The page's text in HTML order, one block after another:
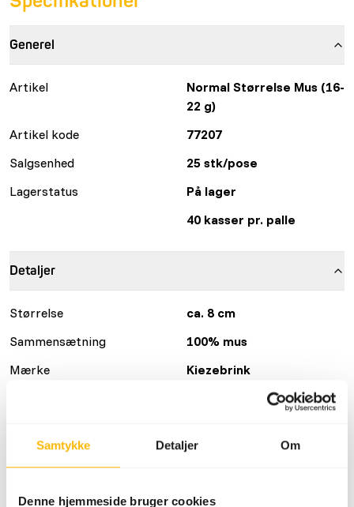
Samtykke Detaljer Om
Denne hjemmeside bruger cookies
Generel
Artikel
Normal Størrelse Mus (16-
22 g)
Artikel kode
77207
Salgsenhed
25 stk/pose
Lagerstatus
På lager
40 kasser pr. palle
Detaljer
Størrelse
ca. 8 cm
Sammensætning
100% mus
Mærke
Kiezebrink